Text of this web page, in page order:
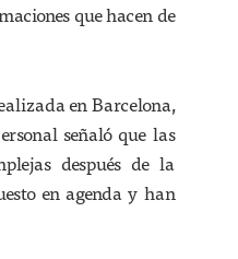
que hacen de
en Barcelona,
señaló que las
después de la
en agenda y han